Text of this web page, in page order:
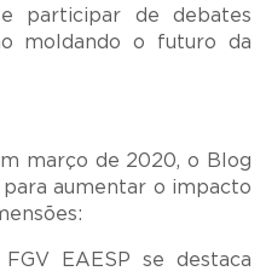
participar de debates
moldando o futuro da
março de 2020, o Blog
aumentar o impacto
EAESP se destaca